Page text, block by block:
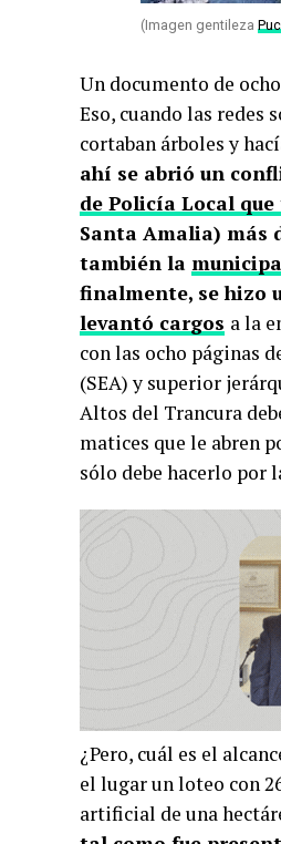
(Imagen gentileza
Un documento de
Eso, cuando las redes
cortaban árboles y
ahí se abrió un
de Policía Local
Santa Amalia) más
también la
finalmente, se hizo
levantó cargos a la
con las ocho páginas
(SEA) y superior
Altos del Trancura
matices que le abren
sólo debe hacerlo por
¿Pero, cuál es el
el lugar un loteo con
artificial de una